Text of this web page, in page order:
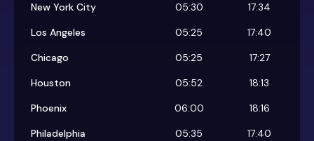
New York City 05:30
17:34
Los Angeles
05:25
17:40
Chicago
05:25
17:27
Houston
05:52
18:13
Phoenix
06:00
18:16
Philadelphia
05:35
17:40